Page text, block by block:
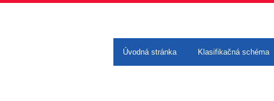
Úvodná stránka Klasifikačná schéma